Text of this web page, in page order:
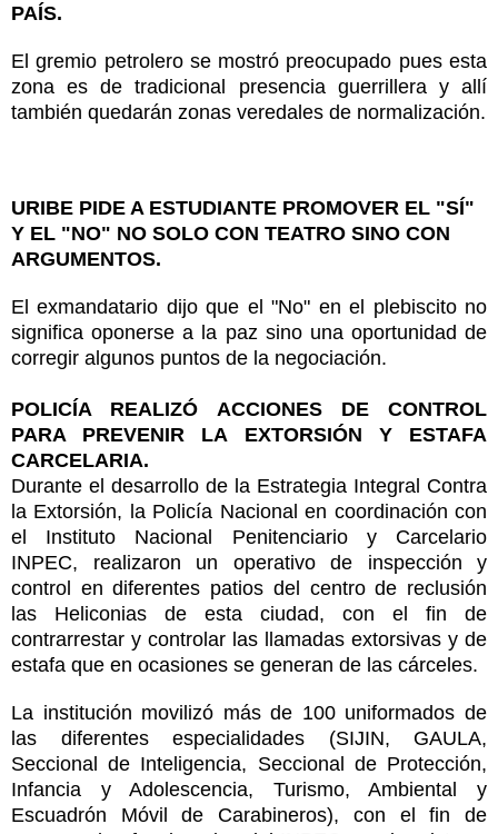
PAÍS.
El gremio petrolero se mostró preocupado pues esta
zona es de tradicional presencia guerrillera y allí
también quedarán zonas veredales de normalización.
URIBE PIDE A ESTUDIANTE PROMOVER EL "SÍ"
Y EL "NO" NO SOLO CON TEATRO SINO CON
ARGUMENTOS.
El exmandatario dijo que el "No" en el plebiscito no
significa oponerse a la paz sino una oportunidad de
corregir algunos puntos de la negociación.
POLICÍA REALIZÓ ACCIONES DE CONTROL
PARA PREVENIR LA EXTORSIÓN Y ESTAFA
CARCELARIA.
Durante el desarrollo de la Estrategia Integral Contra
la Extorsión, la Policía Nacional en coordinación con
el Instituto Nacional Penitenciario y Carcelario
INPEC, realizaron un operativo de inspección y
control en diferentes patios del centro de reclusión
las Heliconias de esta ciudad, con el fin de
contrarrestar y controlar las llamadas extorsivas y de
estafa que en ocasiones se generan de las cárceles.
La institución movilizó más de 100 uniformados de
las diferentes especialidades (SIJIN, GAULA,
Seccional de Inteligencia, Seccional de Protección,
Infancia y Adolescencia, Turismo, Ambiental y
Escuadrón Móvil de Carabineros), con el fin de